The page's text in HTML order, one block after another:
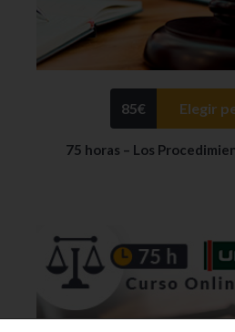
85€ Elegir
75 horas – Los